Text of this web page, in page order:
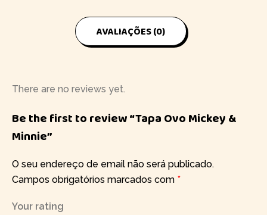
AVALIAÇÕES (0)
There are no reviews yet.
Be the first to review “Tapa Ovo Mickey &
Minnie”
O seu endereço de email não será publicado.
Campos obrigatórios marcados com *
Your rating